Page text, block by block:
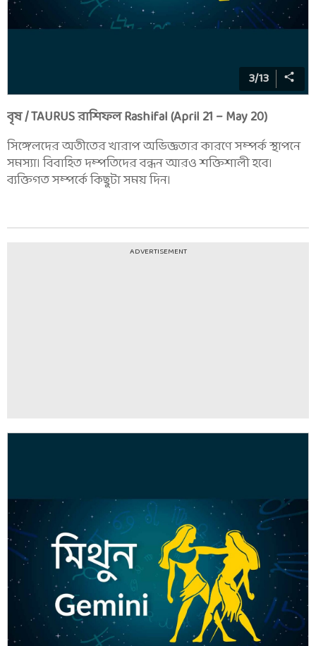
3/13
বৃষ / TAURUS রাশিফল Rashifal (April 21 – May 20)
সিঙ্গেলদের অতীতের খারাপ অভিজ্ঞতার কারণে সম্পর্ক স্থাপনে
সমস্যা। বিবাহিত দম্পতিদের বন্ধন আরও শক্তিশালী হবে।
ব্যক্তিগত সম্পর্কে কিছুটা সময় দিন।
ADVERTISEMENT